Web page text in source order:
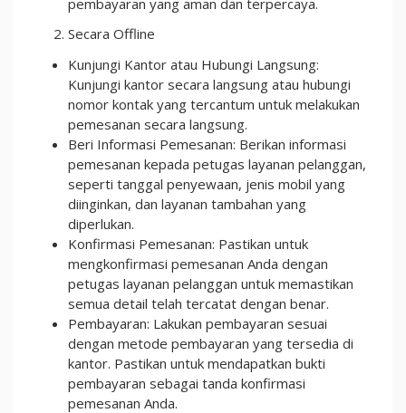
Secara Offline
Kunjungi Kantor atau Hubungi Langsung:
Kunjungi kantor secara langsung atau hubungi
nomor kontak yang tercantum untuk melakukan
pemesanan secara langsung.
Beri Informasi Pemesanan: Berikan informasi
pemesanan kepada petugas layanan pelanggan,
seperti tanggal penyewaan, jenis mobil yang
diinginkan, dan layanan tambahan yang
diperlukan.
Konfirmasi Pemesanan: Pastikan untuk
mengkonfirmasi pemesanan Anda dengan
petugas layanan pelanggan untuk memastikan
semua detail telah tercatat dengan benar.
Pembayaran: Lakukan pembayaran sesuai
dengan metode pembayaran yang tersedia di
kantor. Pastikan untuk mendapatkan bukti
pembayaran sebagai tanda konfirmasi
pemesanan Anda.